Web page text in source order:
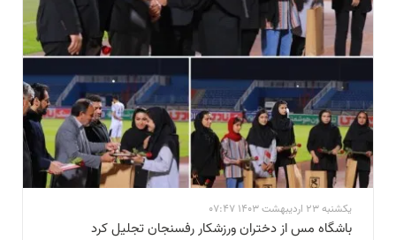
یکشنبه 23 اردیبهشت 1403 07:47
باشگاه مس از دختران ورزشکار رفسنجان تجلیل کرد